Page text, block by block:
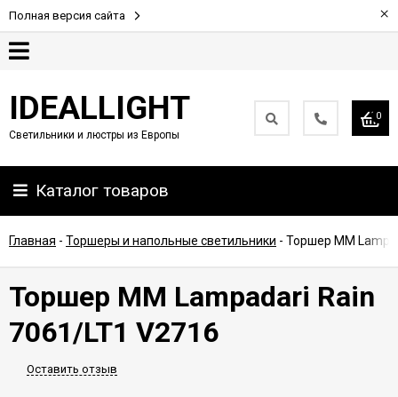
Полная версия сайта ×
Партнерам
Доставка
IDEALLIGHT
Светильники и люстры из Европы
0
Каталог товаров
Главная - Торшеры и напольные светильники - Торшер MM
Торшер MM Lampadari Rain
7061/LT1 V2716
Оставить отзыв